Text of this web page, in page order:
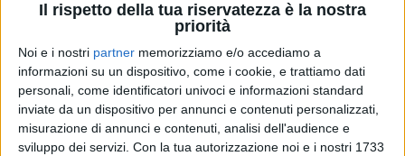
Il rispetto della tua riservatezza è la nostra
priorità
Noi e i nostri partner memorizziamo e/o accediamo a
informazioni su un dispositivo, come i cookie, e trattiamo dati
personali, come identificatori univoci e informazioni standard
inviate da un dispositivo per annunci e contenuti personalizzati,
misurazione di annunci e contenuti, analisi dell'audience e
sviluppo dei servizi. Con la tua autorizzazione noi e i nostri 1733
INTERVISTA 08 ott 2021